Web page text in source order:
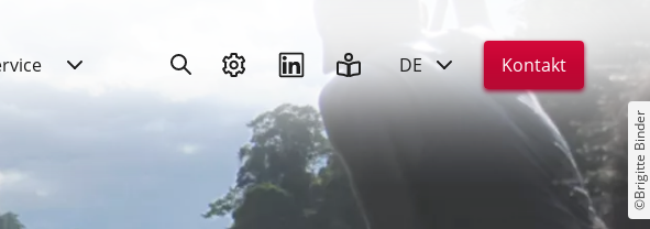
DE Kontakt
©Brigitte Binder